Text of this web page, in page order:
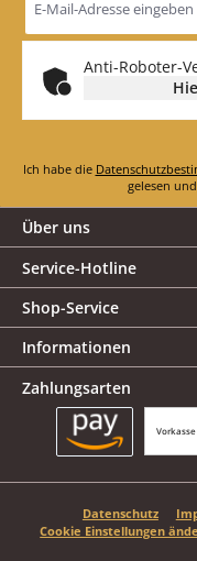
Mail-
*
Anti-Roboter-
Ich habe die
gelesen
Über uns
Service-Hotline
Shop-Service
Informationen
Zahlungsarten
Vorkasse
Datenschutz
Cookie Einstellungen